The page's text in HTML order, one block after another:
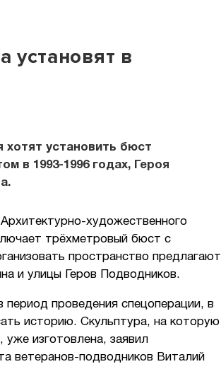
установят в
установить бюст
в 1993-1996 годах, Героя
художественного
трёхметровый бюст с
пространство предлагают
и улицы Геров Подводников.
период проведения спецоперации, в
историю. Скульптура, на которую
изготовлена, заявил
ветеранов-подводников Виталий